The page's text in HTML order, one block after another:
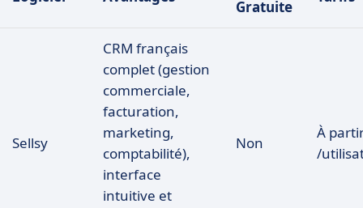
Gratuite
Sellsy
CRM français
complet (gestion
commerciale,
facturation,
marketing,
comptabilité),
interface
intuitive et
Non
À
/